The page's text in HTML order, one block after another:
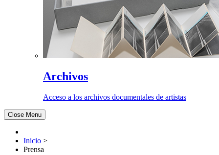
Archivos
Acceso a los archivos documentales de artistas
Close Menu
Inicio >
Prensa